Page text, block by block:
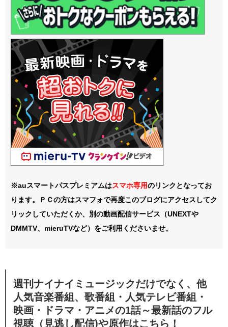
※auスマートパスプレミアムはスマホ専用のリンクとなってお
ります。ＰＣの方はスマフォで再度このブログにアクセスしてク
リックしていただくか、別の動画配信サービス（UNEXTや
DMMTV、mieruTVなど）をご利用くださいませ。
週刊ナイナイミュージックだけでなく、他
人気音楽番組、歌番組・人気テレビ番組・
映画・ドラマ・アニメの1話～最新話のフル
視聴（見逃し配信)や原作はこちら！